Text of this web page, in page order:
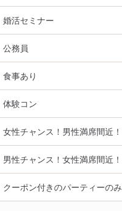
婚活セミナー
公務員
食事あり
体験コン
女性チャンス！男性満席間近！
男性チャンス！女性満席間近！
クーポン付きのパーティーのみ